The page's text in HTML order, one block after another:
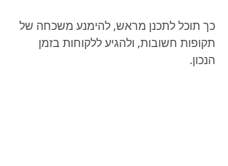
כך תוכל לתכנן מראש, להימנע משכחה של
תקופות חשובות, ולהגיע ללקוחות בזמן
הנכון.